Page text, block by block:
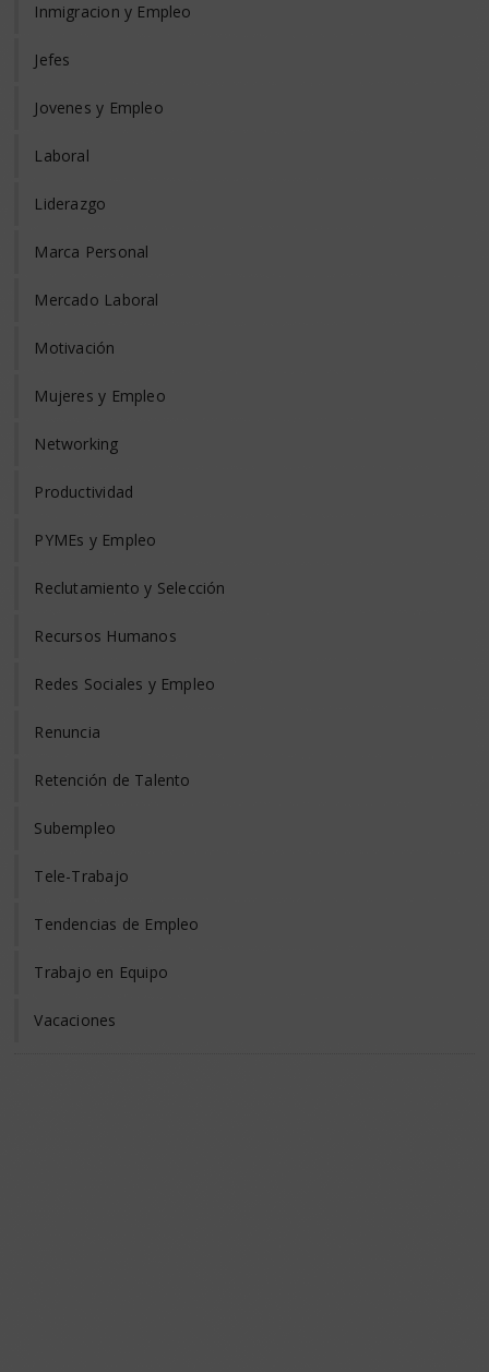
Inmigracion y Empleo
Jefes
Jovenes y Empleo
Laboral
Liderazgo
Marca Personal
Mercado Laboral
Motivación
Mujeres y Empleo
Networking
Productividad
PYMEs y Empleo
Reclutamiento y Selección
Recursos Humanos
Redes Sociales y Empleo
Renuncia
Retención de Talento
Subempleo
Tele-Trabajo
Tendencias de Empleo
Trabajo en Equipo
Vacaciones